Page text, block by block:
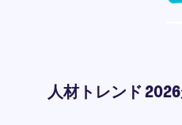
人材トレンド